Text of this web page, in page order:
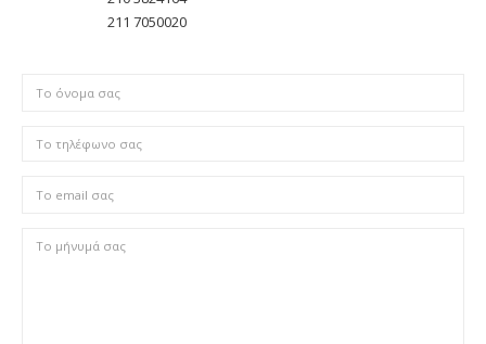
211 7050020